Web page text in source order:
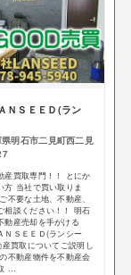
ＮＳＥＥＤ(ラン
明石市二見町西二見
産買取専門！！ とにか
方 当社で買い取りま
不要な土地、不動産、
相談ください！！ 明石
動産売却を手がける
ＮＳＥＥＤ(ランシー
産買取についてご説明し
不動産物件を不動産会
...